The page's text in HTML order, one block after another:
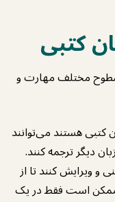
کتبی
سطوح مختلف مهارت و
کتبی هستند می‌توانند
دیگر ترجمه کنند.
و ویرایش کنند تا از
ممکن است فقط در یک